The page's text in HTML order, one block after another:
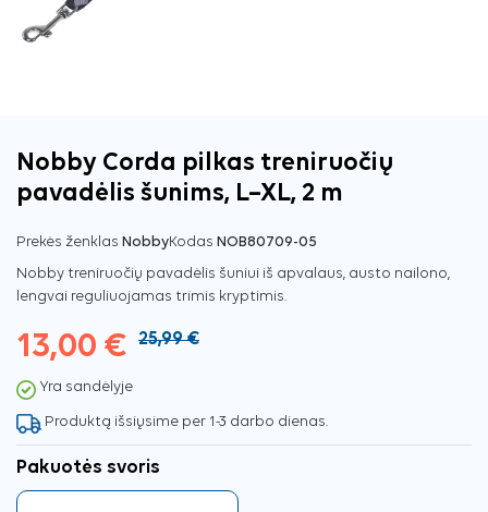
Nobby Corda pilkas treniruočių
pavadėlis šunims, L–XL, 2 m
Prekės ženklas NobbyKodas NOB80709-05
Nobby treniruočių pavadėlis šuniui iš apvalaus, austo nailono,
lengvai reguliuojamas trimis kryptimis.
13,00 € 25,99 €
Yra sandėlyje
Produktą išsiųsime per 1-3 darbo dienas.
Pakuotės svoris